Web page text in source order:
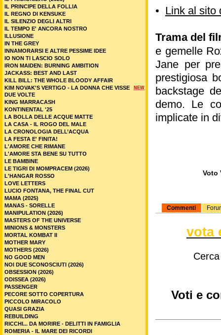
• Link al sito
Trama del
e gemelle
Jane per
prestigiosa
backstage
demo. Le
implicate in
Voto
Commenti
vota
Voti e
IL PRINCIPE DELLA FOLLIA
IL REGNO DI KENSUKE
IL SILENZIO DEGLI ALTRI
IL TEMPO E' ANCORA NOSTRO
ILLUSIONE
IN THE GREY
INNAMORARSI E ALTRE PESSIME IDEE
IO NON TI LASCIO SOLO
IRON MAIDEN: BURNING AMBITION
JACKASS: BEST AND LAST
KILL BILL: THE WHOLE BLOODY AFFAIR
NEW
KIM NOVAK'S VERTIGO - LA DONNA CHE VISSE
DUE VOLTE
KING MARRACASH
KONTINENTAL '25
LA BOLLA DELLE ACQUE MATTE
LA CASA - IL ROGO DEL MALE
LA CRONOLOGIA DELL’ACQUA
LA FESTA E' FINITA!
L'AMORE CHE RIMANE
L'AMORE STA BENE SU TUTTO
LE BAMBINE
LE TIGRI DI MOMPRACEM (2026)
L'HANGAR ROSSO
LOVE LETTERS
LUCIO FONTANA, THE FINAL CUT
MAMA (2025)
MANAS - SORELLE
MANIPULATION (2026)
MASTERS OF THE UNIVERSE
MINIONS & MONSTERS
MORTAL KOMBAT II
MOTHER MARY
MOTHERS (2026)
NO GOOD MEN
NOI DUE SCONOSCIUTI (2026)
OBSESSION (2026)
ODISSEA (2026)
PASSENGER
PECORE SOTTO COPERTURA
PICCOLO MIRACOLO
QUASI GRAZIA
REBUILDING
RICCHI... DA MORIRE - DELITTI IN FAMIGLIA
ROMERIA - IL MARE DEI RICORDI